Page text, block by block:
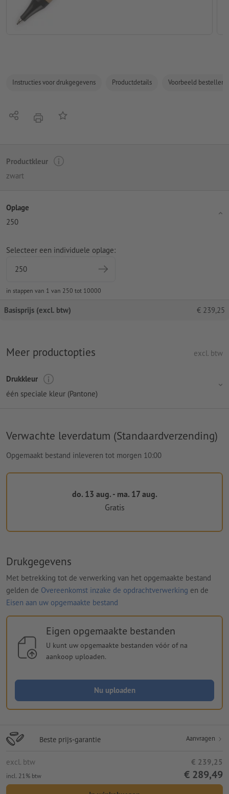
Instructies voor drukgegevens Productdetails Voorbeeld bestellen
Delen afdrukkenOp de lijst
Productkleur
zwart
Oplage
250
Selecteer een individuele oplage:
in stappen van 1 van 250 tot 10000
Basisprijs (excl. btw) € 239,25
Meer productopties excl. btw
Drukkleur
één speciale kleur (Pantone)
Verwachte leverdatum (Standaardverzending)
Opgemaakt bestand inleveren tot morgen 10:00
do. 13 aug. - ma. 17 aug.
Gratis
Drukgegevens
Met betrekking tot de verwerking van het opgemaakte bestand
gelden de Overeenkomst inzake de opdrachtverwerking en de
Eisen aan uw opgemaakte bestand
Eigen opgemaakte bestanden
U kunt uw opgemaakte bestanden vóór of na
aankoop uploaden.
Nu uploaden
Beste prijs-garantie Aanvragen
excl. btw € 239,25
incl. 21% btw € 289,49